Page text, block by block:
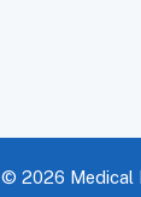
© 2026 Medical